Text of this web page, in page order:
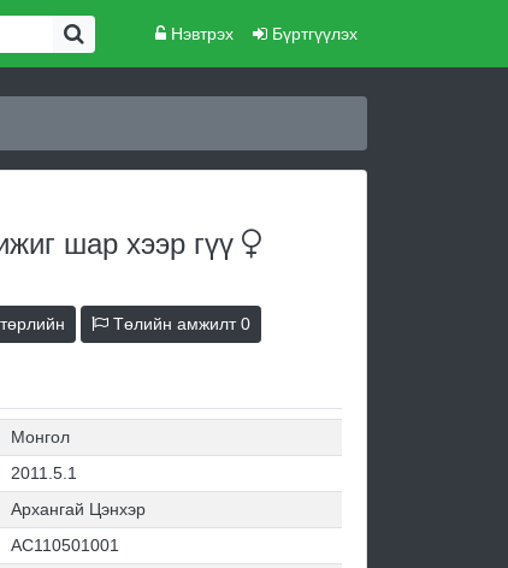
Нэвтрэх Бүртгүүлэх
шар хээр гүү
Төлийн амжилт0
Монгол
2011.5.1
Архангай Цэнхэр
АС110501001